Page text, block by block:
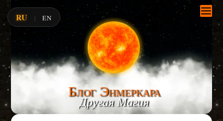
Блог Энмеркара
Другая Магия
RU | EN